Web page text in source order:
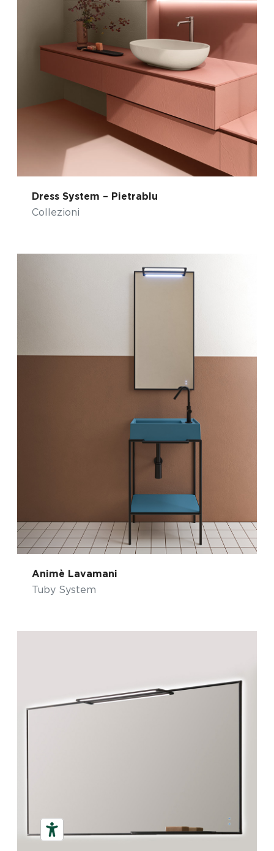
Dress System – Pietrablu
Collezioni
Animè Lavamani
Tuby System